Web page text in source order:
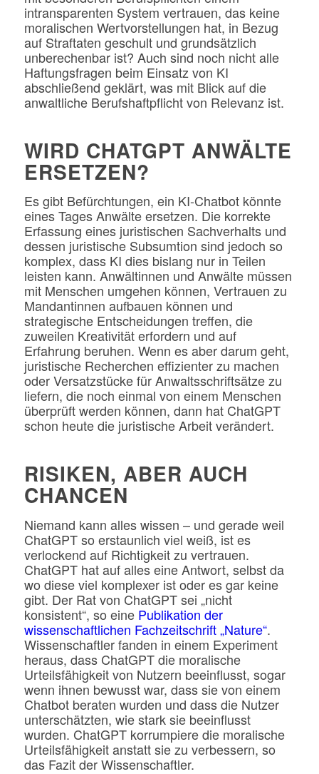
intransparenten System vertrauen, das keine
moralischen Wertvorstellungen hat, in Bezug
auf Straftaten geschult und grundsätzlich
unberechenbar ist? Auch sind noch nicht alle
Haftungsfragen beim Einsatz von KI
abschließend geklärt, was mit Blick auf die
anwaltliche Berufshaftpflicht von Relevanz ist.
WIRD CHATGPT ANWÄLTE
ERSETZEN?
Es gibt Befürchtungen, ein KI-Chatbot könnte
eines Tages Anwälte ersetzen. Die korrekte
Erfassung eines juristischen Sachverhalts und
dessen juristische Subsumtion sind jedoch so
komplex, dass KI dies bislang nur in Teilen
leisten kann. Anwältinnen und Anwälte müssen
mit Menschen umgehen können, Vertrauen zu
Mandantinnen aufbauen können und
strategische Entscheidungen treffen, die
zuweilen Kreativität erfordern und auf
Erfahrung beruhen. Wenn es aber darum geht,
juristische Recherchen effizienter zu machen
oder Versatzstücke für Anwaltsschriftsätze zu
liefern, die noch einmal von einem Menschen
überprüft werden können, dann hat ChatGPT
schon heute die juristische Arbeit verändert.
RISIKEN, ABER AUCH
CHANCEN
Niemand kann alles wissen – und gerade weil
ChatGPT so erstaunlich viel weiß, ist es
verlockend auf Richtigkeit zu vertrauen.
ChatGPT hat auf alles eine Antwort, selbst da
wo diese viel komplexer ist oder es gar keine
gibt. Der Rat von ChatGPT sei „nicht
konsistent“, so eine Publikation der
wissenschaftlichen Fachzeitschrift „Nature“.
Wissenschaftler fanden in einem Experiment
heraus, dass ChatGPT die moralische
Urteilsfähigkeit von Nutzern beeinflusst, sogar
wenn ihnen bewusst war, dass sie von einem
Chatbot beraten wurden und dass die Nutzer
unterschätzten, wie stark sie beeinflusst
wurden. ChatGPT korrumpiere die moralische
Urteilsfähigkeit anstatt sie zu verbessern, so
das Fazit der Wissenschaftler.